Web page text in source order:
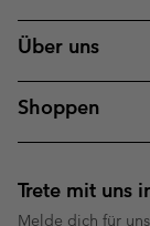
Über uns
Shoppen
Trete mit uns
Melde dich für